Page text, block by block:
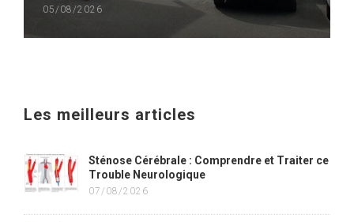
05/08/2026
Les meilleurs articles
Sténose Cérébrale : Comprendre et Traiter ce
Trouble Neurologique
07/08/2026